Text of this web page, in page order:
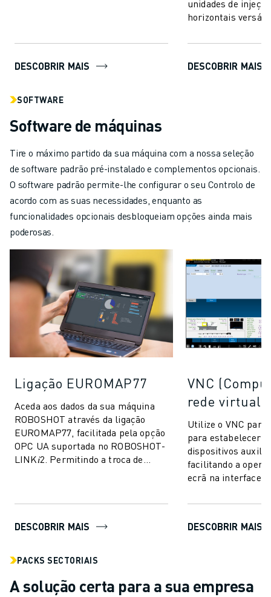
DESCOBRIR MAIS
unidades de
horizontais
avanç...
DESCOBRIR MAIS
SOFTWARE
Software de máquinas
Tire o máximo partido da sua máquina com a nossa seleção
de software padrão pré-instalado e complementos opcionais.
O software padrão permite-lhe configurar o seu Controlo de
acordo com as suas necessidades, enquanto as
funcionalidades opcionais desbloqueiam opções ainda mais
poderosas.
Ligação EUROMAP77
Aceda aos dados da sua máquina
ROBOSHOT através da ligação
EUROMAP77, facilitada pela opção
OPC UA suportada no ROBOSHOT-
LINK𝑖2. Permitindo a troca de
DESCOBRIR MAIS
VNC
rede virtual)
Utilize o VNC para
para estabelecer
dispositivos
facilitando a
ecrã na interface
DESCOBRIR MAIS
PACKS SECTORIAIS
A solução certa para a sua empresa